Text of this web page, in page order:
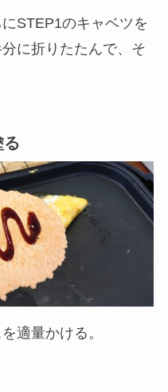
STEP1のキャベツを
に折りたたんで、そ
適量かける。